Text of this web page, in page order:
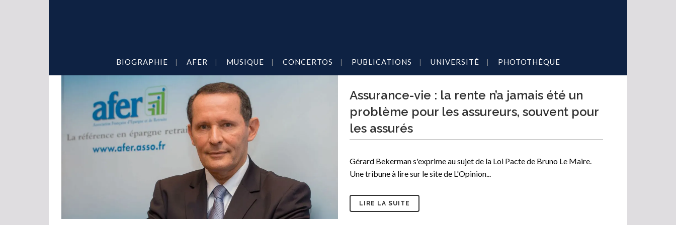
BIOGRAPHIE AFER MUSIQUE CONCERTOS PUBLICATIONS UNIVERSITÉ PHOTOTHÈQUE
Assurance-vie : la rente n’a jamais été un
problème pour les assureurs, souvent pour
les assurés
Gérard Bekerman s'exprime au sujet de la Loi Pacte de Bruno Le Maire.
Une tribune à lire sur le site de L'Opinion...
LIRE LA SUITE